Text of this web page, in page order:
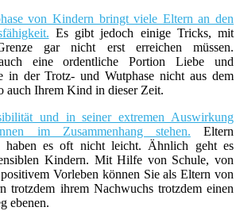
von Kindern bringt viele Eltern an den
Es gibt jedoch einige Tricks, mit
gar nicht erst erreichen müssen.
eine ordentliche Portion Liebe und
in der Trotz- und Wutphase nicht aus dem
auch Ihrem Kind in dieser Zeit.
und in seiner extremen Auswirkung
im Zusammenhang stehen. Eltern
haben es oft nicht leicht. Ähnlich geht es
Kindern. Mit Hilfe von Schule, von
Vorleben können Sie als Eltern von
trotzdem ihrem Nachwuchs trotzdem einen
ebenen.